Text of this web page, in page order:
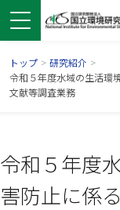
トップ > 研究紹介 >
令和５年度水域の生活環
文献等調査業務
令和５年度
害防止に係